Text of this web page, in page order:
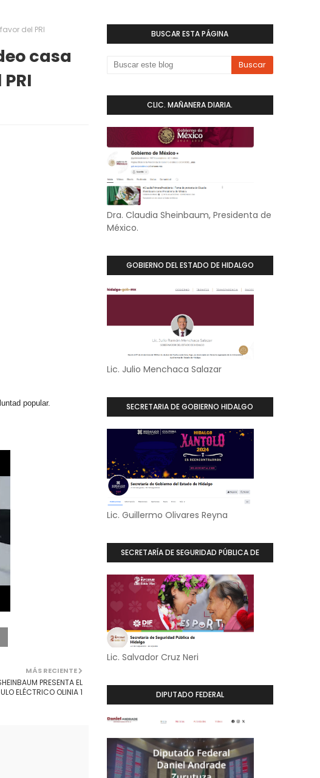
del PRI
casa
popular.
MÁS RECIENTE
PRESENTA EL
ELÉCTRICO OLINIA 1
BUSCAR ESTA PÁGINA
CLIC. MAÑANERA DIARIA.
Dra. Claudia Sheinbaum, Presidenta de
México.
GOBIERNO DEL ESTADO DE HIDALGO
Lic. Julio Menchaca Salazar
SECRETARIA DE GOBIERNO HIDALGO
Lic. Guillermo Olivares Reyna
SECRETARÍA DE SEGURIDAD PÚBLICA DE
Lic. Salvador Cruz Neri
DIPUTADO FEDERAL